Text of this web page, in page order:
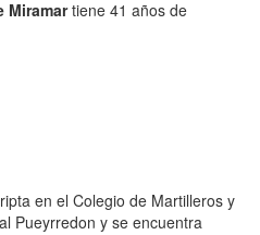
Miramartiene 41 años de
en el Colegio de Martilleros y
Pueyrredon y se encuentra